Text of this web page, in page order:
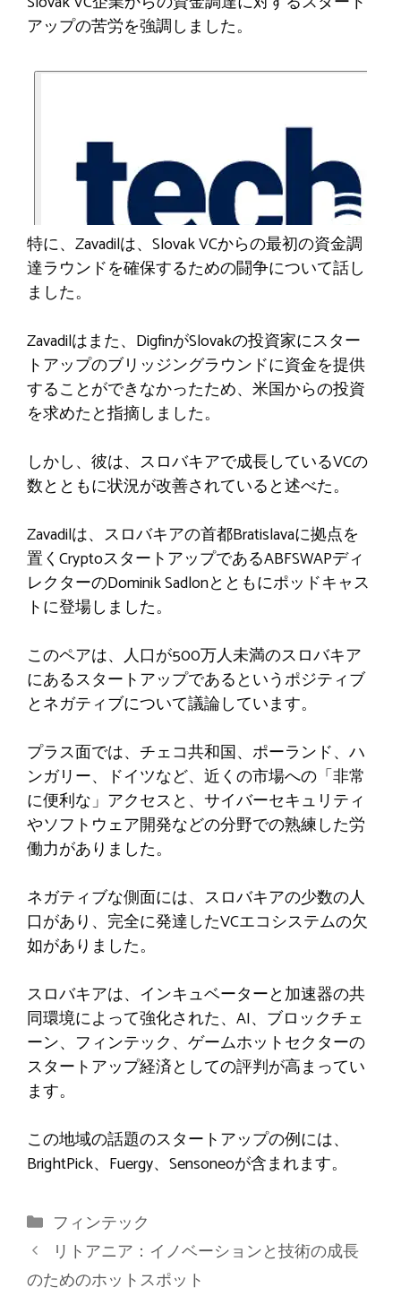
アップの苦労を強調しました。
特に、Zavadilは、Slovak VCからの最初の資金調
達ラウンドを確保するための闘争について話し
ました。
Zavadilはまた、DigfinがSlovakの投資家にスター
トアップのブリッジングラウンドに資金を提供
することができなかったため、米国からの投資
を求めたと指摘しました。
しかし、彼は、スロバキアで成長しているVCの
数とともに状況が改善されていると述べた。
Zavadilは、スロバキアの首都Bratislavaに拠点を
置くCryptoスタートアップであるABFSWAPディ
レクターのDominik Sadlonとともにポッドキャス
トに登場しました。
このペアは、人口が500万人未満のスロバキア
にあるスタートアップであるというポジティブ
とネガティブについて議論しています。
プラス面では、チェコ共和国、ポーランド、ハ
ンガリー、ドイツなど、近くの市場への「非常
に便利な」アクセスと、サイバーセキュリティ
やソフトウェア開発などの分野での熟練した労
働力がありました。
ネガティブな側面には、スロバキアの少数の人
口があり、完全に発達したVCエコシステムの欠
如がありました。
スロバキアは、インキュベーターと加速器の共
同環境によって強化された、AI、ブロックチェ
ーン、フィンテック、ゲームホットセクターの
スタートアップ経済としての評判が高まってい
ます。
この地域の話題のスタートアップの例には、
BrightPick、Fuergy、Sensoneoが含まれます。
カ
テ
ゴ
フィンテック
リトアニア：イノベーションと技術の成長
のためのホットスポット